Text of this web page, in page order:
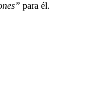
para él.